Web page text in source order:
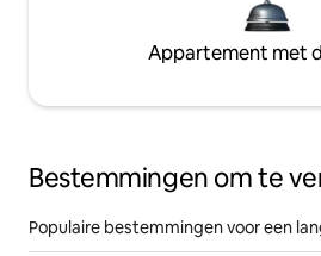
Appartement met
Bestemmingen om te
Populaire bestemmingen voor een